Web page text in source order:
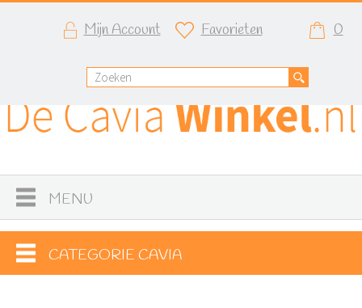
Mijn Account Favorieten 0
MENU
CATEGORIE CAVIA